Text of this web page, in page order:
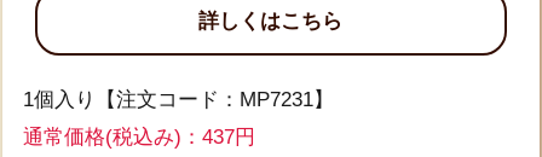
詳しくはこちら
1個入り【注文コード：MP7231】
通常価格(税込み)：437円